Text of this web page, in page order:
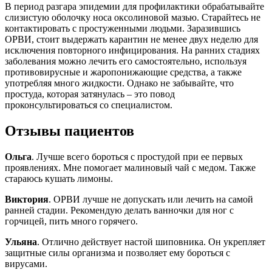
В период разгара эпидемии для профилактики обрабатывайте
слизистую оболочку носа оксолиновой мазью. Старайтесь не
контактировать с простуженными людьми. Заразившись
ОРВИ, стоит выдержать карантин не менее двух неделю для
исключения повторного инфицирования. На ранних стадиях
заболевания можно лечить его самостоятельно, используя
противовирусные и жаропонижающие средства, а также
употребляя много жидкости. Однако не забывайте, что
простуда, которая затянулась – это повод
проконсультироваться со специалистом.
Отзывы пациентов
Ольга. Лучше всего бороться с простудой при ее первых
проявлениях. Мне помогает малиновый чай с медом. Также
стараюсь кушать лимоны.
Виктория. ОРВИ лучше не допускать или лечить на самой
ранней стадии. Рекомендую делать ванночки для ног с
горчицей, пить много горячего.
Ульяна. Отлично действует настой шиповника. Он укрепляет
защитные силы организма и позволяет ему бороться с
вирусами.